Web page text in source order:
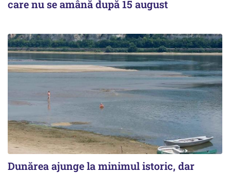
care nu se amână după 15 august
Dunărea ajunge la minimul istoric, dar